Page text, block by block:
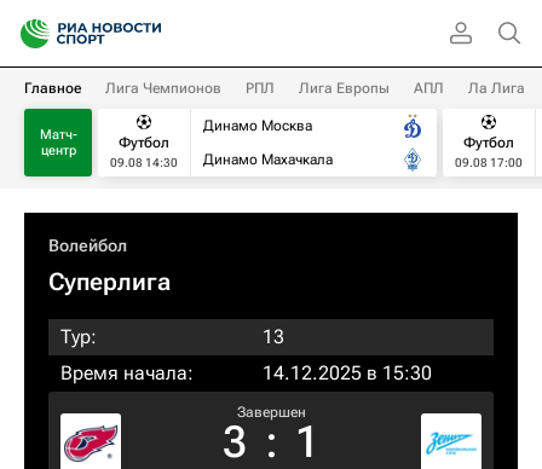
Главное Лига Чемпионов РПЛ Лига Европы АПЛ Ла Лига
Матч-
центр
Футбол
09.08 14:30
Динамо Москва
Динамо Махачкала
Футбол
09.08 17:00
Волейбол
Суперлига
Тур:
13
Время начала:
14.12.2025 в 15:30
Завершен
3 : 1